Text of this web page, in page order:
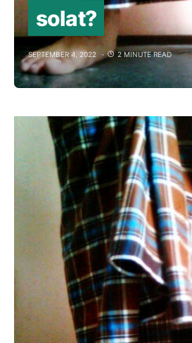
solat?
SEPTEMBER 4, 2022 2 MINUTE READ